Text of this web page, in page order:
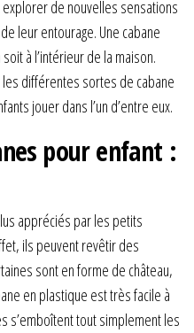
de nouvelles sensations
leur entourage. Une cabane
à l’intérieur de la maison.
différentes sortes de cabane
jouer dans l’un d’entre eux.
pour enfant :
appréciés par les petits
ils peuvent revêtir des
sont en forme de château,
en plastique est très facile à
s’emboîtent tout simplement les